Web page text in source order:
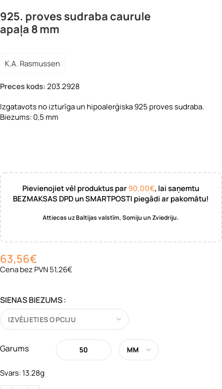
925. proves sudraba caurule
apaļa 8 mm
K.A. Rasmussen
Preces kods:203.2928
Izgatavots no izturīga un hipoalerģiska 925 proves sudraba.
Biezums: 0,5 mm
Pievienojiet vēl produktus par90,00€, lai saņemtu
BEZMAKSAS DPD un SMARTPOSTI piegādi ar pakomātu!
Attiecas uz Baltijas valstīm, Somiju un Zviedriju.
63,56€
Cena bez PVN 51,26€
SIENAS BIEZUMS
Garums
Svars: 13.28g